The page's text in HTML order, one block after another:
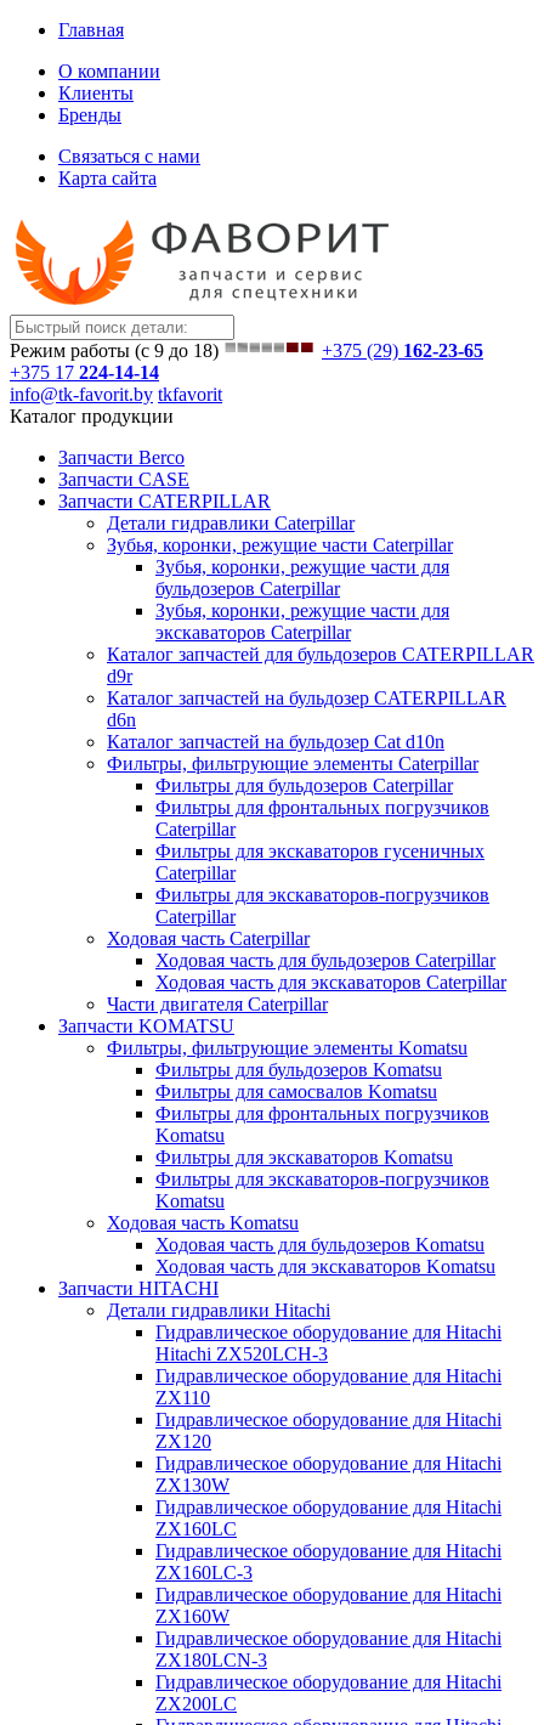
Главная
О компании
Клиенты
Бренды
Связаться с нами
Карта сайта
Режим работы (с 9 до 18) +375 (29) 162-23-65
+375 17 224-14-14
info@tk-favorit.by tkfavorit
Каталог продукции
Запчасти Berco
Запчасти CASE
Запчасти CATERPILLAR
Детали гидравлики Caterpillar
Зубья, коронки, режущие части Caterpillar
Зубья, коронки, режущие части для
бульдозеров Caterpillar
Зубья, коронки, режущие части для
экскаваторов Caterpillar
Каталог запчастей для бульдозеров CATERPILLAR
d9r
Каталог запчастей на бульдозер CATERPILLAR
d6n
Каталог запчастей на бульдозер Сat d10n
Фильтры, фильтрующие элементы Caterpillar
Фильтры для бульдозеров Caterpillar
Фильтры для фронтальных погрузчиков
Caterpillar
Фильтры для экскаваторов гусеничных
Caterpillar
Фильтры для экскаваторов-погрузчиков
Caterpillar
Ходовая часть Caterpillar
Ходовая часть для бульдозеров Caterpillar
Ходовая часть для экскаваторов Caterpillar
Части двигателя Caterpillar
Запчасти KOMATSU
Фильтры, фильтрующие элементы Komatsu
Фильтры для бульдозеров Komatsu
Фильтры для самосвалов Komatsu
Фильтры для фронтальных погрузчиков
Komatsu
Фильтры для экскаваторов Komatsu
Фильтры для экскаваторов-погрузчиков
Komatsu
Ходовая часть Komatsu
Ходовая часть для бульдозеров Komatsu
Ходовая часть для экскаваторов Komatsu
Запчасти HITACHI
Детали гидравлики Hitachi
Гидравлическое оборудование для Hitachi
Hitachi ZX520LCH-3
Гидравлическое оборудование для Hitachi
ZX110
Гидравлическое оборудование для Hitachi
ZX120
Гидравлическое оборудование для Hitachi
ZX130W
Гидравлическое оборудование для Hitachi
ZX160LC
Гидравлическое оборудование для Hitachi
ZX160LC-3
Гидравлическое оборудование для Hitachi
ZX160W
Гидравлическое оборудование для Hitachi
ZX180LCN-3
Гидравлическое оборудование для Hitachi
ZX200LC